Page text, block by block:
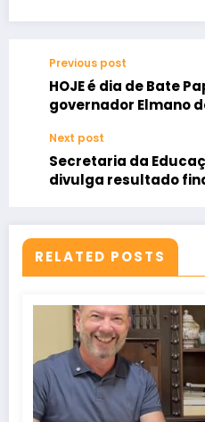
Previous post
HOJE é dia de Bate
governador Elmano
Next post
Secretaria da
divulga resultado
RELATED POSTS